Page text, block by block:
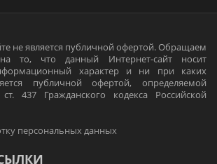
не является публичной офертой. Обращаем
то, что данный Интернет-сайт носит
характер и ни при каких
публичной офертой, определяемой
437 Гражданского кодекса Российской
персональных данных